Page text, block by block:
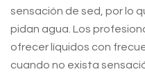
sensación de sed, por lo
pidan agua. Los
ofrecer líquidos con
cuando no exista